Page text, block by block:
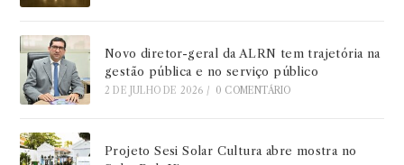
Novo diretor-geral da ALRN tem trajetória na
gestão pública e no serviço público
2 DE JULHO DE 2026 / 0 COMENTÁRIO
Projeto Sesi Solar Cultura abre mostra no